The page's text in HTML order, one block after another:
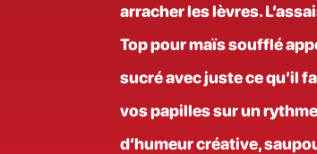
arracher les lèvres.
Top pour maïs soufflé
sucré avec juste ce qu’il
vos papilles sur un
d’humeur créative,